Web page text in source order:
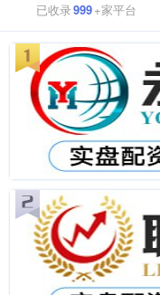
已收录999+家平台